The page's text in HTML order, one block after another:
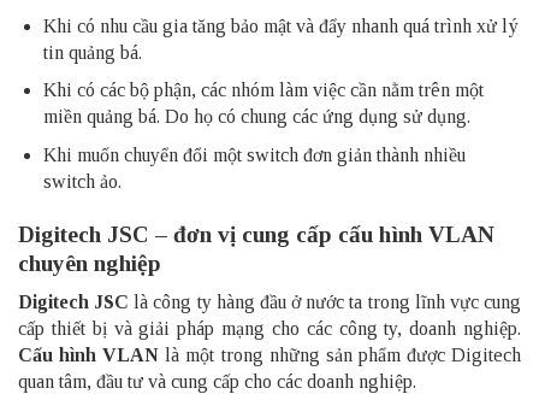
Khi có nhu cầu gia tăng bảo mật và đẩy nhanh quá trình xử lý
tin quảng bá.
Khi có các bộ phận, các nhóm làm việc cần nằm trên một
miền quảng bá. Do họ có chung các ứng dụng sử dụng.
Khi muốn chuyển đổi một switch đơn giản thành nhiều
switch ảo.
Digitech JSC – đơn vị cung cấp cấu hình VLAN
chuyên nghiệp
Digitech JSC là công ty hàng đầu ở nước ta trong lĩnh vực cung
cấp thiết bị và giải pháp mạng cho các công ty, doanh nghiệp.
Cấu hình VLAN là một trong những sản phẩm được Digitech
quan tâm, đầu tư và cung cấp cho các doanh nghiệp.